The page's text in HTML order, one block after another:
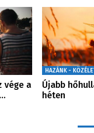
vége a
HAZÁNK -
Újabb
héten